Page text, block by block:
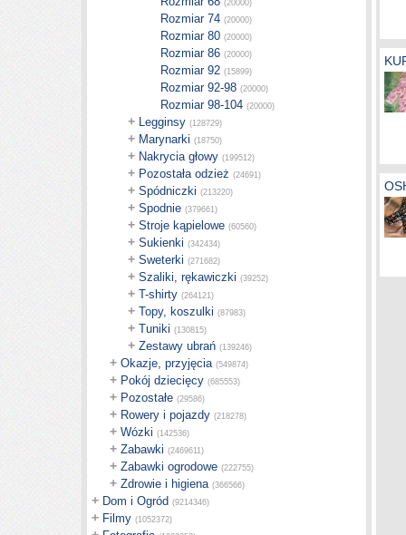
(20000)
Rozmiar 74 (20000)
Rozmiar 80 (20000)
Rozmiar 86 (20000)
Rozmiar 92 (15899)
Rozmiar 92-98 (20000)
Rozmiar 98-104 (20000)
+ Legginsy (128729)
+ Marynarki (18750)
+ Nakrycia głowy (199512)
+ Pozostała odzież (24691)
+ Spódniczki (213220)
+ Spodnie (379661)
+ Stroje kąpielowe (60560)
+ Sukienki (342434)
+ Sweterki (271682)
+ Szaliki, rękawiczki (39252)
+ T-shirty (264121)
+ Topy, koszulki (87983)
+ Tuniki (130815)
+ Zestawy ubrań (139246)
+ Okazje, przyjęcia (549874)
+ Pokój dziecięcy (685553)
+ Pozostałe (29586)
+ Rowery i pojazdy (218278)
+ Wózki (142536)
+ Zabawki (2469611)
+ Zabawki ogrodowe (222755)
+ Zdrowie i higiena (366566)
+ Dom i Ogród (9214346)
+ Filmy (1052372)